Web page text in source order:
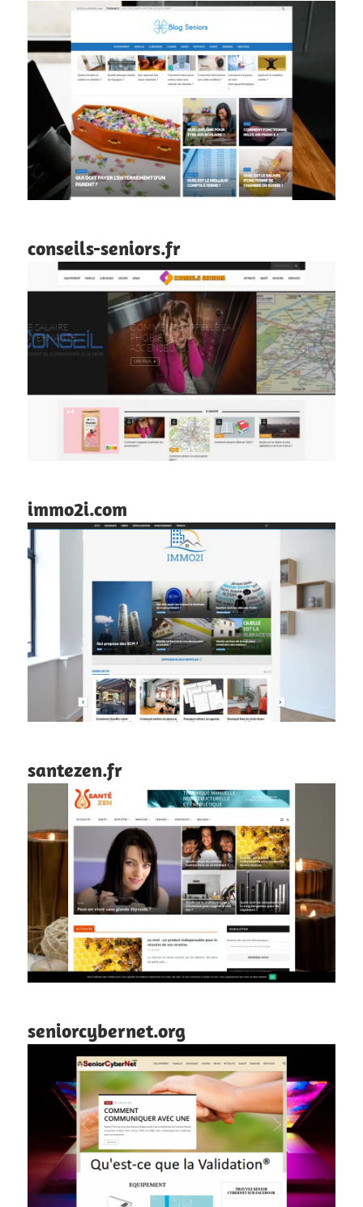
conseils-seniors.fr
immo2i.com
santezen.fr
seniorcybernet.org